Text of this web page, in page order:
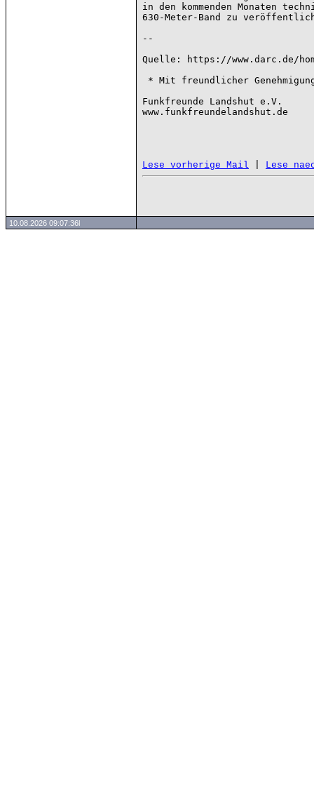
in den kommenden Monaten
630-Meter-Band zu
--
Quelle: https://www.darc.de/
Funkfreunde Landshut e.V.
www.funkfreundelandshut.de
Lese vorherige Mail Lese
10.08.2026 09:07:36l